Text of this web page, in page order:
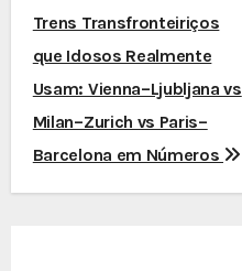
N
a
v
e
g
Trens Transfronteiriços
que Idosos Realmente
Usam: Vienna–Ljubljana vs
Milan–Zurich vs Paris–
Barcelona em Números